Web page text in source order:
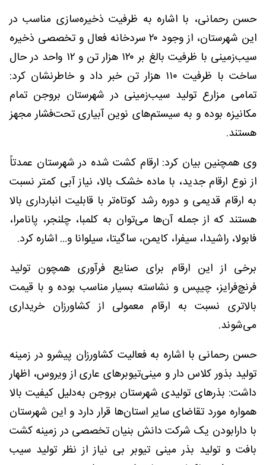
حسن رحمانی، با اشاره به ظرفیت ذخیره‌سازی مناسب در
این شهرستان، از وجود ۲۰ سردخانه فعال و تخصصی ذخیره
سیب‌زمینی با ظرفیت بالغ بر ۱۲۰ هزار تن و ۱۲ واحد در حال
ساخت با ظرفیت ۱۱۰ هزار تن خبر داد و خاطرنشان کرد:
تمامی مزارع تولید سیب‌زمینی در شهرستان بروجن تمام
مکانیزه بوده و به سیستم‌های نوین آبیاری تحت‌فشار مجهز
هستند.
وی همچنین بیان کرد: ارقام کشت شده در شهرستان عمدتاً
از نوع ارقام جدید، با ماده خشک بالا، نیاز آبی کمتر نسبت
به ارقام قدیمی و دوره رشد کوتاه‌تر با قابلیت انبارداری بالا
هستند که از جمله آن‌ها می‌توان به کلمبا، چلنجر، پانامرا،
فابولا، راشیدا، سیفرا، کایمن، ساگیتا، سیلوانا و… اشاره کرد.
برخی از این ارقام برای صنایع فرآوری همچون تولید
فرنچ‌فرایز، چیپس و نشاسته بسیار مناسب بوده و با قیمت
بالاتری نسبت به ارقام معمولی از کشاورزان خریداری
می‌شوند.
حسن رحمانی با اشاره به فعالیت کشاورزان پیشرو در زمینه
تولید بذور کلاس دار و مینی‌تیوبرهای عاری از ویروس، اظهار
داشت: بذرهای تولیدی شهرستان بروجن به‌دلیل کیفیت بالا
همواره مورد تقاضای سایر استان‌ها قرار دارد و این شهرستان
با دارابودن یک شرکت دانش بنیان تخصصی در زمینه کشت
بافت و تولید بذر مینی تیوبر بی نیاز از نظر تولید سیب